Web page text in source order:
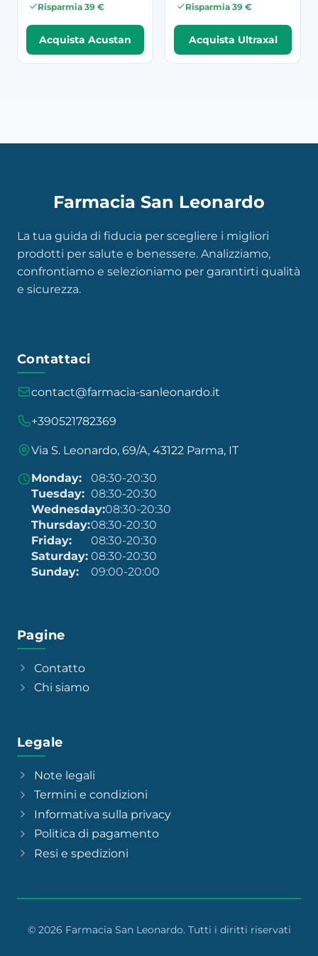
Risparmia 39 €
Acquista Acustan
Risparmia 39 €
Acquista Ultraxal
Farmacia San Leonardo
La tua guida di fiducia per scegliere i migliori
prodotti per salute e benessere. Analizziamo,
confrontiamo e selezioniamo per garantirti qualità
e sicurezza.
Contattaci
contact@farmacia-sanleonardo.it
+390521782369
Via S. Leonardo, 69/A, 43122 Parma, IT
Monday:
08:30-20:30
Tuesday: 08:30-20:30
Wednesday:08:30-20:30
Thursday:08:30-20:30
Friday:
08:30-20:30
Saturday: 08:30-20:30
Sunday:
09:00-20:00
Pagine
Contatto
Chi siamo
Legale
Note legali
Termini e condizioni
Informativa sulla privacy
Politica di pagamento
Resi e spedizioni
© 2026 Farmacia San Leonardo. Tutti i diritti riservati